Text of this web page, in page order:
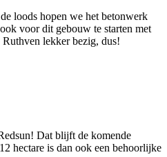
loods hopen we het betonwerk
voor dit gebouw te starten met
Ruthven lekker bezig, dus!
Dat blijft de komende
hectare is dan ook een behoorlijke